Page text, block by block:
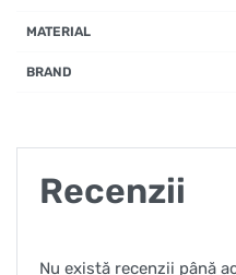
MATERIAL
BRAND
Recenzii
Nu există recenzii până